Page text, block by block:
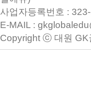
사업자등록번호 :
E-MAIL :
Copyright ⓒ 대원 GK